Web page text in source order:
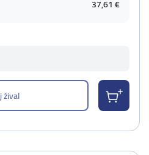
37,61 €
žival